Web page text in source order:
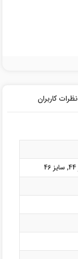
نظرات کاربران
, سایز 46